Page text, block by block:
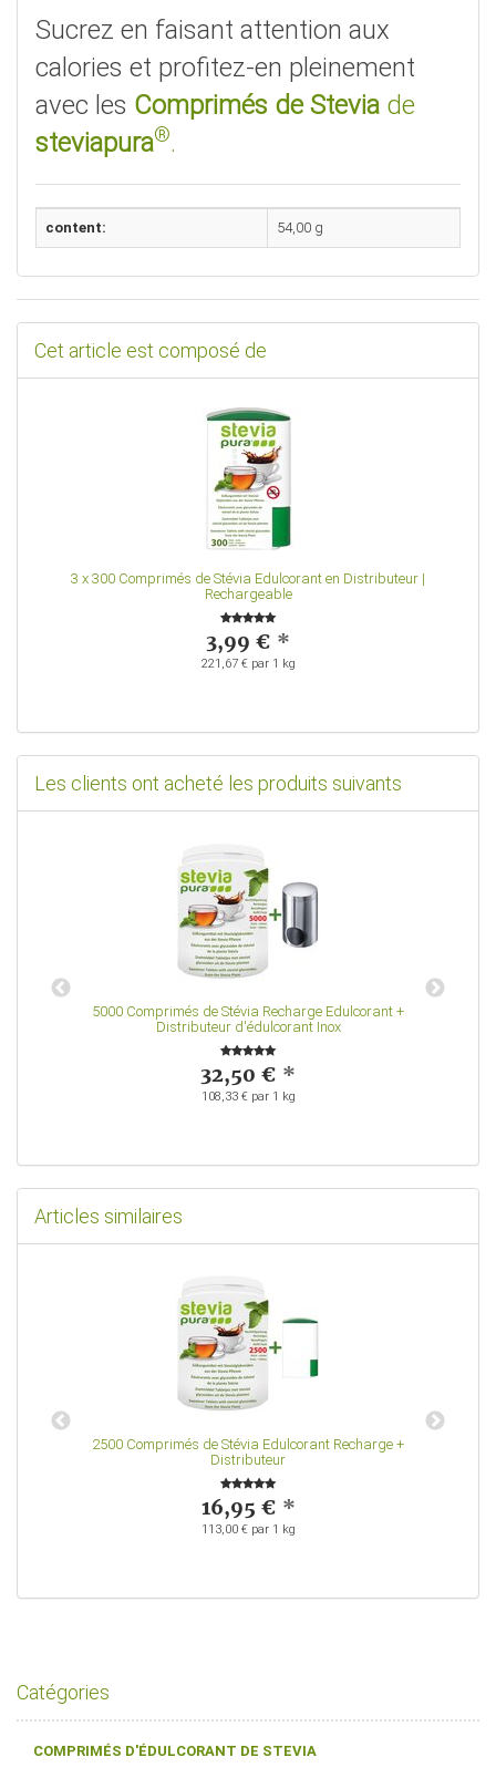
Sucrez en faisant attention aux
calories et profitez-en pleinement
avec les Comprimés de Stevia de
steviapura®.
content: 54,00 g
Cet article est composé de
3 x 300 Comprimés de Stévia Edulcorant en Distributeur |
Rechargeable
3,99 € *
221,67 € par 1 kg
Les clients ont acheté les produits suivants
5000 Comprimés de Stévia Recharge Edulcorant +
Distributeur d'édulcorant Inox
32,50 € *
108,33 € par 1 kg
Articles similaires
2500 Comprimés de Stévia Edulcorant Recharge +
Distributeur
16,95 € *
113,00 € par 1 kg
Catégories
COMPRIMÉS D'ÉDULCORANT DE STEVIA